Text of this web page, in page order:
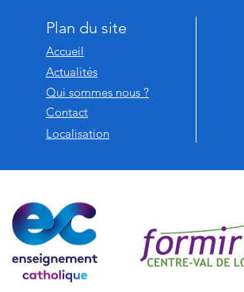
Plan du site
Accueil
Actualités
Qui sommes nous ?
Contact
Localisation